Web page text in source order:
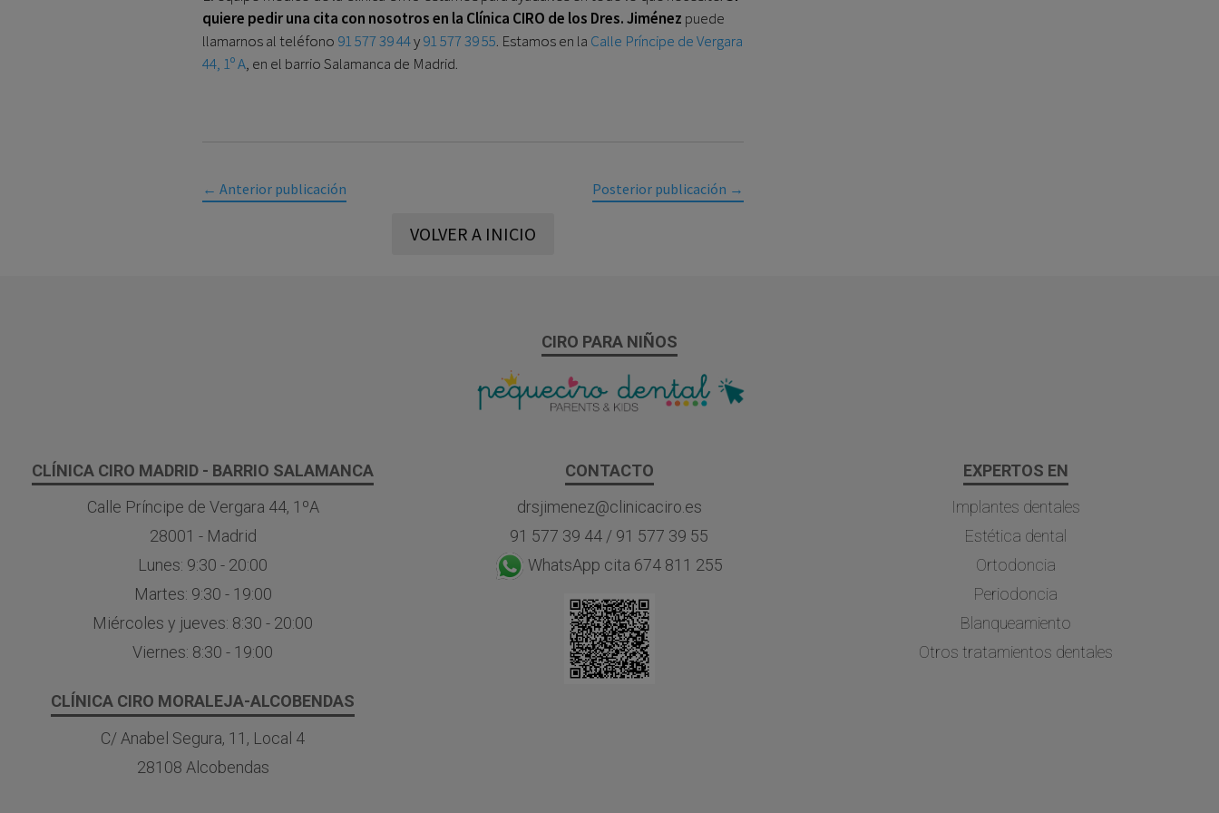
quiere pedir una cita con nosotros en la Clínica CIRO de los Dres. Jiménez puede
llamarnos al teléfono 91 577 39 44y91 577 39 55. Estamos en la Calle Príncipe de Vergara
44, 1º A, en el barrio Salamanca de Madrid.
← Anterior publicación Posterior publicación →
VOLVER A INICIO
CIRO PARA NIÑOS
CLÍNICA CIRO MADRID - BARRIO SALAMANCA
Calle Príncipe de Vergara 44, 1ºA
28001 - Madrid
Lunes: 9:30 - 20:00
Martes: 9:30 - 19:00
Miércoles y jueves: 8:30 - 20:00
Viernes: 8:30 - 19:00
CLÍNICA CIRO MORALEJA-ALCOBENDAS
C/ Anabel Segura, 11, Local 4
28108 Alcobendas
CONTACTO
drsjimenez@clinicaciro.es
91 577 39 44 / 91 577 39 55
WhatsApp cita 674 811 255
EXPERTOS EN
Implantes dentales
Estética dental
Ortodoncia
Periodoncia
Blanqueamiento
Otros tratamientos dentales